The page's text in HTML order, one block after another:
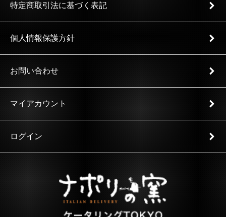
特定商取引法に基づく表記
個人情報保護方針
お問い合わせ
マイアカウント
ログイン